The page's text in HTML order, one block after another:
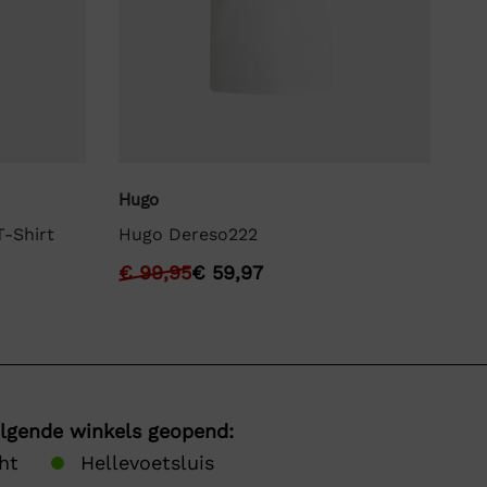
Shirt
Hugo
Hugo Dereso222
€99,95€59,97
winkels geopend:
Hellevoetsluis